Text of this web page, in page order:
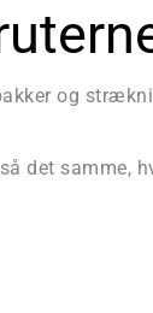
og
det samme,